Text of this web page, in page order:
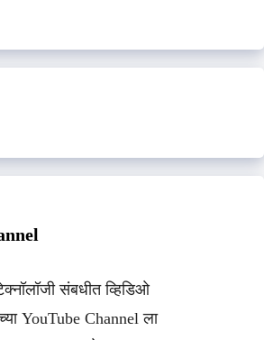
संबधीत व्हिडिओ
YouTube Channel ला